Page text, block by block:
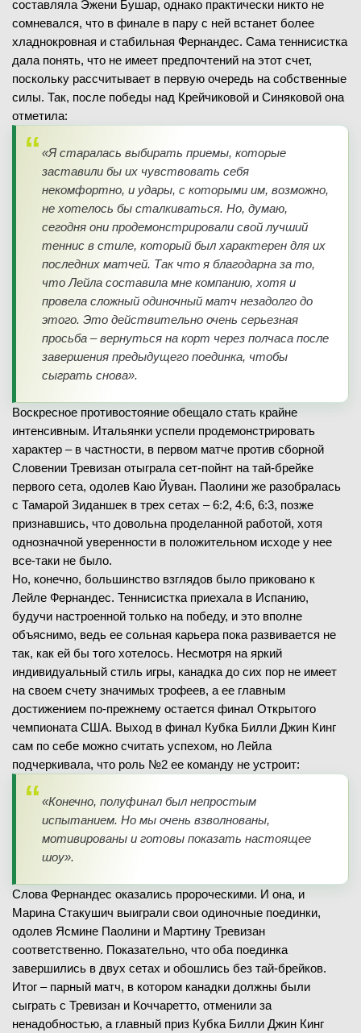
составляла Эжени Бушар, однако практически никто не
сомневался, что в финале в пару с ней встанет более
хладнокровная и стабильная Фернандес. Сама теннисистка
дала понять, что не имеет предпочтений на этот счет,
поскольку рассчитывает в первую очередь на собственные
силы. Так, после победы над Крейчиковой и Синяковой она
отметила:
«Я старалась выбирать приемы, которые
заставили бы их чувствовать себя
некомфортно, и удары, с которыми им, возможно,
не хотелось бы сталкиваться. Но, думаю,
сегодня они продемонстрировали свой лучший
теннис в стиле, который был характерен для их
последних матчей. Так что я благодарна за то,
что Лейла составила мне компанию, хотя и
провела сложный одиночный матч незадолго до
этого. Это действительно очень серьезная
просьба – вернуться на корт через полчаса после
завершения предыдущего поединка, чтобы
сыграть снова».
Воскресное противостояние обещало стать крайне
интенсивным. Итальянки успели продемонстрировать
характер – в частности, в первом матче против сборной
Словении Тревизан отыграла сет-пойнт на тай-брейке
первого сета, одолев Каю Йуван. Паолини же разобралась
с Тамарой Зиданшек в трех сетах – 6:2, 4:6, 6:3, позже
признавшись, что довольна проделанной работой, хотя
однозначной уверенности в положительном исходе у нее
все-таки не было.
Но, конечно, большинство взглядов было приковано к
Лейле Фернандес. Теннисистка приехала в Испанию,
будучи настроенной только на победу, и это вполне
объяснимо, ведь ее сольная карьера пока развивается не
так, как ей бы того хотелось. Несмотря на яркий
индивидуальный стиль игры, канадка до сих пор не имеет
на своем счету значимых трофеев, а ее главным
достижением по-прежнему остается финал Открытого
чемпионата США. Выход в финал Кубка Билли Джин Кинг
сам по себе можно считать успехом, но Лейла
подчеркивала, что роль №2 ее команду не устроит:
«Конечно, полуфинал был непростым
испытанием. Но мы очень взволнованы,
мотивированы и готовы показать настоящее
шоу».
Слова Фернандес оказались пророческими. И она, и
Марина Стакушич выиграли свои одиночные поединки,
одолев Ясмине Паолини и Мартину Тревизан
соответственно. Показательно, что оба поединка
завершились в двух сетах и обошлись без тай-брейков.
Итог – парный матч, в котором канадки должны были
сыграть с Тревизан и Коччаретто, отменили за
ненадобностью, а главный приз Кубка Билли Джин Кинг